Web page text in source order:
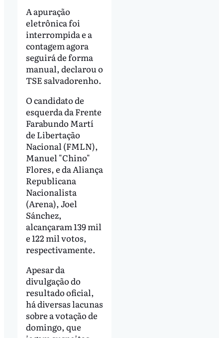
A apuração
eletrônica foi
interrompida e a
contagem agora
seguirá de forma
manual, declarou o
TSE salvadorenho.
O candidato de
esquerda da Frente
Farabundo Martí
de Libertação
Nacional (FMLN),
Manuel "Chino"
Flores, e da Aliança
Republicana
Nacionalista
(Arena), Joel
Sánchez,
alcançaram 139 mil
e 122 mil votos,
respectivamente.
Apesar da
divulgação do
resultado oficial,
há diversas lacunas
sobre a votação de
domingo, que